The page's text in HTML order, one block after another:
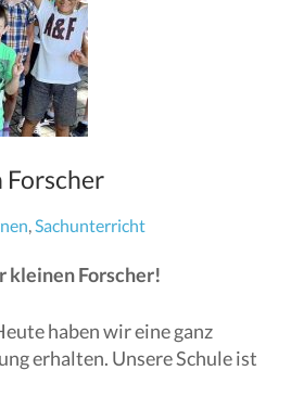
Forscher
,Sachunterricht
kleinen Forscher!
haben wir eine ganz
erhalten. Unsere Schule ist